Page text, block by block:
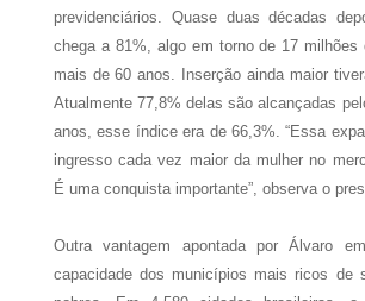
previdenciários. Quase duas décadas
chega a 81%, algo em torno de 17 milhões
mais de 60 anos. Inserção ainda maior
Atualmente 77,8% delas são alcançadas
anos, esse índice era de 66,3%. “Essa
ingresso cada vez maior da mulher no
É uma conquista importante”, observa o
Outra vantagem apontada por Álvaro
capacidade dos municípios mais ricos de